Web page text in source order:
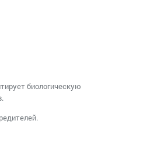
биологическую